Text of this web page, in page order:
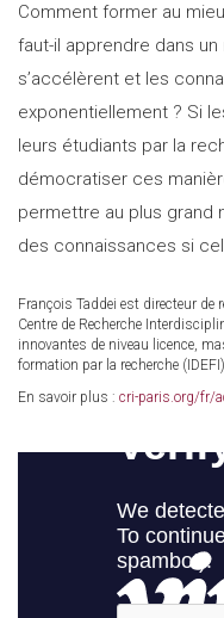
Comment former au
faut-il apprendre dans
s’accélèrent et les
exponentiellement ? Si
leurs étudiants par la
démocratiser ces
permettre au plus grand
des connaissances si
François Taddei est directeur de
Centre de Recherche
innovantes de niveau licence,
formation par la recherche
En savoir plus : cri-paris.org/fr/